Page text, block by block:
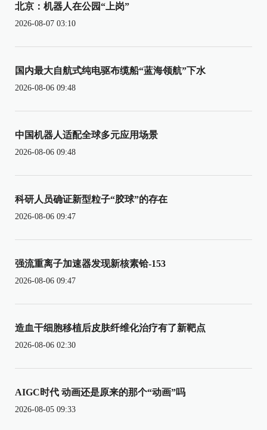
北京：机器人在公园“上岗”
2026-08-07 03:10
国内最大自航式纯电驱布缆船“蓝海领航”下水
2026-08-06 09:48
中国机器人适配全球多元应用场景
2026-08-06 09:48
科研人员确证新型粒子“胶球”的存在
2026-08-06 09:47
强流重离子加速器发现新核素铪-153
2026-08-06 09:47
造血干细胞移植后皮肤纤维化治疗有了新靶点
2026-08-06 02:30
AIGC时代 动画还是原来的那个“动画”吗
2026-08-05 09:33